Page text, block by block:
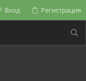
Вход Регистрация